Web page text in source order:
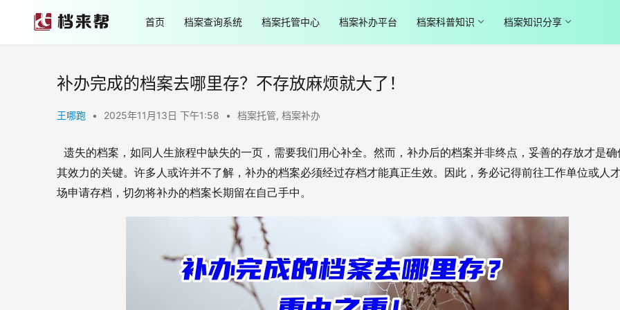
首页 档案查询系统 档案托管中心 档案补办平台 档案科普知识 档案知识分享
补办完成的档案去哪里存？不存放麻烦就大了！
王哪跑 • 2025年11月13日 下午1:58 • 档案托管, 档案补办
遗失的档案，如同人生旅程中缺失的一页，需要我们用心补全。然而，补办后的档案并非终点，妥善的存放才是确
其效力的关键。许多人或许并不了解，补办的档案必须经过存档才能真正生效。因此，务必记得前往工作单位或人
场申请存档，切勿将补办的档案长期留在自己手中。